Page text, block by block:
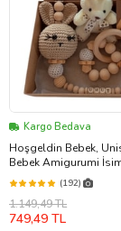
Kargo Bedava
Hoşgeldin Bebek,
Bebek Amigurumi
Askısı Hediye Seti
(192)
1.149,49 TL
749,49 TL